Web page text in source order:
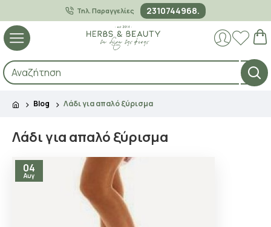
Τηλ. Παραγγελίες 2310744968.
Blog Λάδι για απαλό ξύρισμα
Λάδι για απαλό ξύρισμα
04
Αυγ